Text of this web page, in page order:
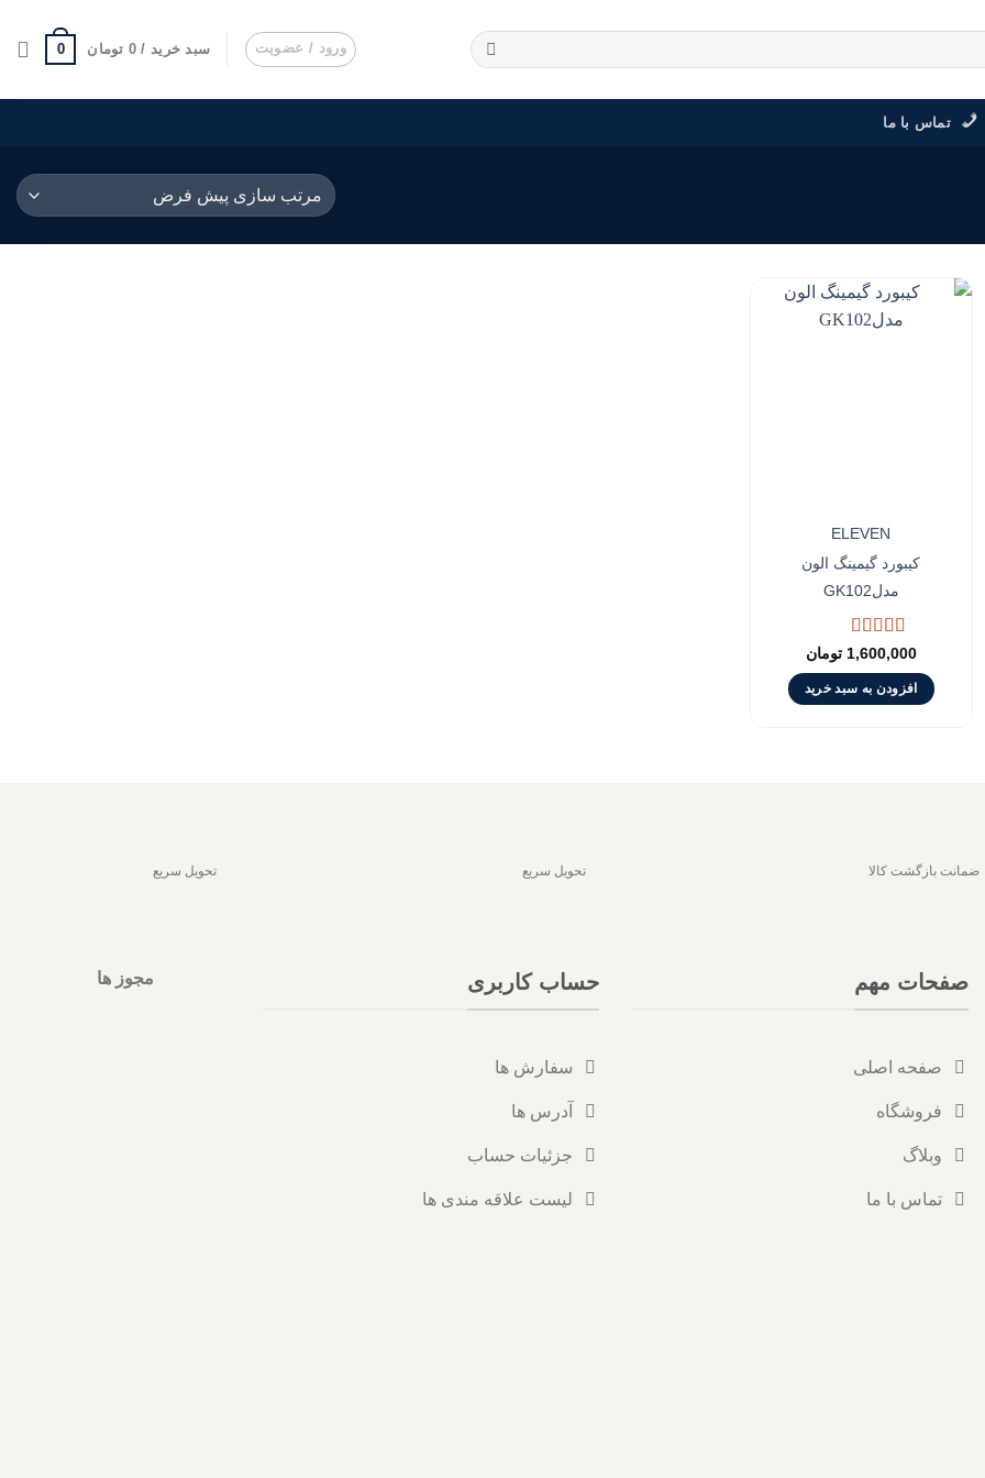
ورود / عضویت سبد خرید / 0 تومان 0
تماس با ما
ELEVEN
کیبورد گیمینگ الون
مدلGK102
نمره5.00از
5
1,600,000 تومان
افزودن به سبد خرید
ضمانت بازگشت کالا تحویل سریع تحویل سریع
صفحات مهم
صفحه اصلی
فروشگاه
وبلاگ
تماس با ما
حساب کاربری
سفارش ها
آدرس ها
جزئیات حساب
لیست علاقه مندی ها
مجوز ها